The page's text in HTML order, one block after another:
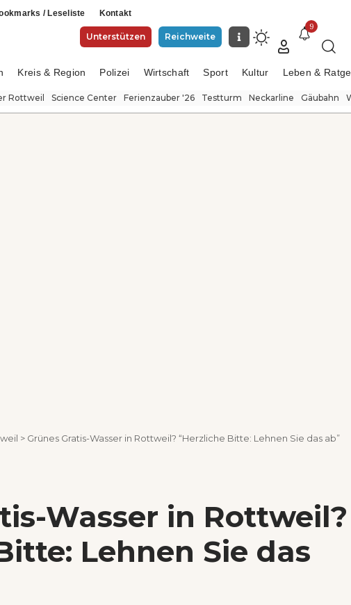
/ Leseliste Kontakt
Unterstützen Reichweite
9
Kreis & Region Polizei Wirtschaft Sport Kultur Leben &
Rottweil Science Center Ferienzauber '26 Testturm Neckarline Gäubahn
> Grünes Gratis-Wasser in Rottweil? “Herzliche Bitte: Lehnen Sie das ab”
Wasser in Rottweil?
Lehnen Sie das